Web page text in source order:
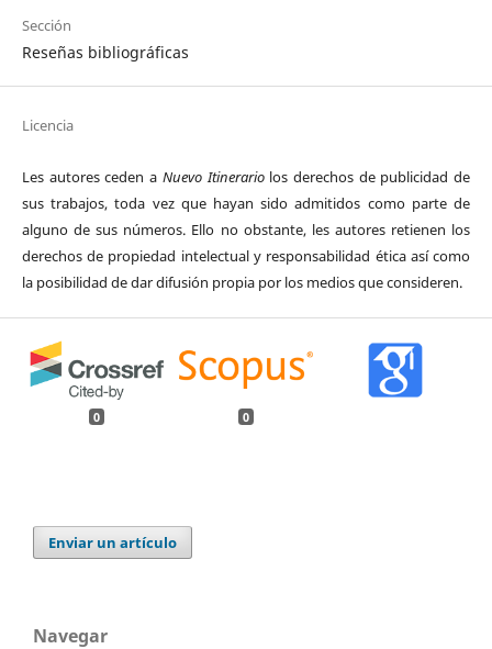
Sección
Reseñas bibliográficas
Licencia
Les autores ceden a Nuevo Itinerariolos derechos de publicidad de
sus trabajos, toda vez que hayan sido admitidos como parte de
alguno de sus números. Ello no obstante, les autores retienen los
derechos de propiedad intelectual y responsabilidad ética así como
la posibilidad de dar difusión propia por los medios que consideren.
0 0
Enviar un artículo
Navegar